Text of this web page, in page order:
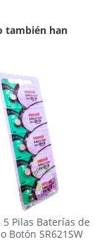
también han
Pilas Baterías de
Botón SR621SW